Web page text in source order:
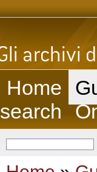
Home
search